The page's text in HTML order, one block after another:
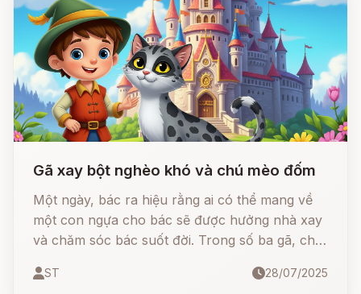
Gã xay bột nghèo khó và chú mèo đốm
Một ngày, bác ra hiệu rằng ai có thể mang về
một con ngựa cho bác sẽ được hưởng nhà xay
và chăm sóc bác suốt đời. Trong số ba gã, chỉ
thường và bỏ rơi.
ST 28/07/2025